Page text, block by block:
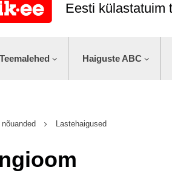
Eesti külastatuim
Teemalehed Haiguste ABC
Lastehaigused